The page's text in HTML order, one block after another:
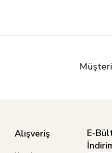
Alışveriş
E-